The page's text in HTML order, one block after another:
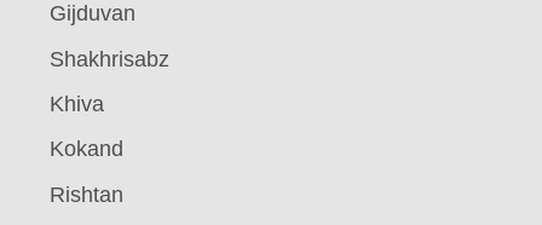
Gijduvan
Shakhrisabz
Khiva
Kokand
Rishtan